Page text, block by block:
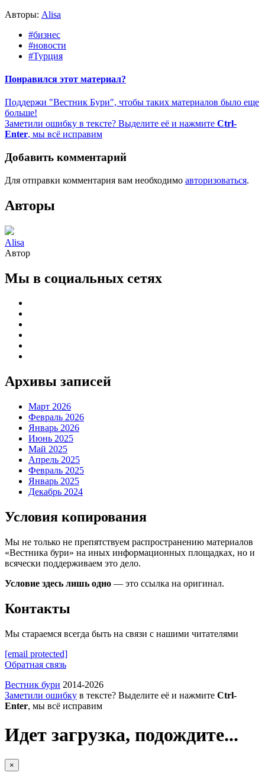
Авторы: Alisa
#бизнес
#новости
#Турция
Понравился этот материал?
Поддержи "Вестник Бури", чтобы таких материалов было еще
больше!
Заметили ошибку в тексте? Выделите её и нажмите Ctrl-
Enter, мы всё исправим
Добавить комментарий
Для отправки комментария вам необходимо авторизоваться.
Авторы
Alisa
Автор
Мы в социальных сетях
Архивы записей
Март 2026
Февраль 2026
Январь 2026
Июнь 2025
Май 2025
Апрель 2025
Февраль 2025
Январь 2025
Декабрь 2024
Условия копирования
Мы не только не препятствуем распространению материалов
«Вестника бури» на иных информационных площадках, но и
всячески поддерживаем это дело.
Условие здесь лишь одно — это ссылка на оригинал.
Контакты
Мы стараемся всегда быть на связи с нашими читателями
[email protected]
Обратная связь
Вестник бури 2014-2026
Заметили ошибку в тексте? Выделите её и нажмите Ctrl-
Enter, мы всё исправим
Идет загрузка, подождите...
×